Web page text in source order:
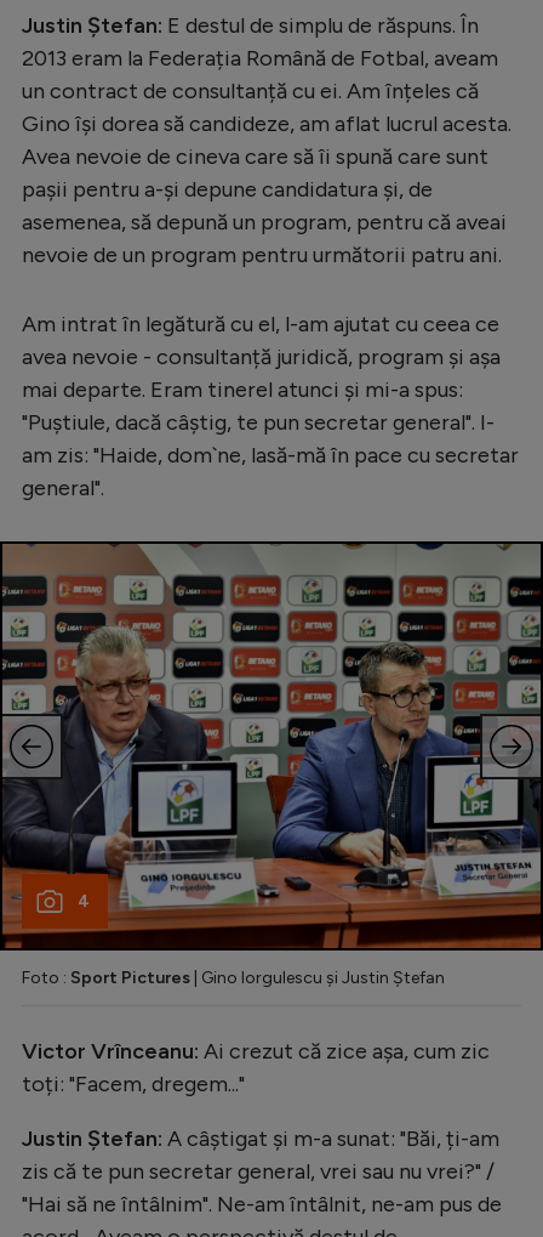
Justin Ștefan: E destul de simplu de răspuns. În
2013 eram la Federația Română de Fotbal, aveam
un contract de consultanță cu ei. Am înțeles că
Gino își dorea să candideze, am aflat lucrul acesta.
Avea nevoie de cineva care să îi spună care sunt
pașii pentru a-și depune candidatura și, de
asemenea, să depună un program, pentru că aveai
nevoie de un program pentru următorii patru ani.
Am intrat în legătură cu el, l-am ajutat cu ceea ce
avea nevoie - consultanță juridică, program și așa
mai departe. Eram tinerel atunci și mi-a spus:
"Puștiule, dacă câștig, te pun secretar general". I-
am zis: "Haide, dom`ne, lasă-mă în pace cu secretar
general".
4
Foto : Sport Pictures | Gino Iorgulescu și Justin Ștefan
Victor Vrînceanu: Ai crezut că zice așa, cum zic
toți: "Facem, dregem..."
Justin Ștefan: A câștigat și m-a sunat: "Băi, ți-am
zis că te pun secretar general, vrei sau nu vrei?" /
"Hai să ne întâlnim". Ne-am întâlnit, ne-am pus de